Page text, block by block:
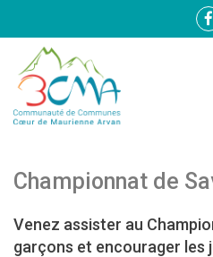
Championnat de
Venez assister au
garçons et encourager les